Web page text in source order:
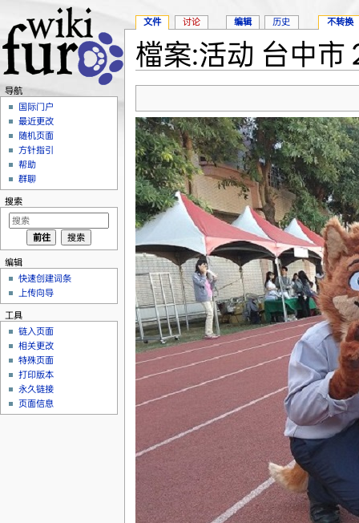
檔案:活动 台中市
文件 讨论 编辑 历史 不转换
导航
国际门户
最近更改
随机页面
方针指引
帮助
群聊
搜索
编辑
快速创建词条
上传向导
工具
链入页面
相关更改
特殊页面
打印版本
永久链接
页面信息